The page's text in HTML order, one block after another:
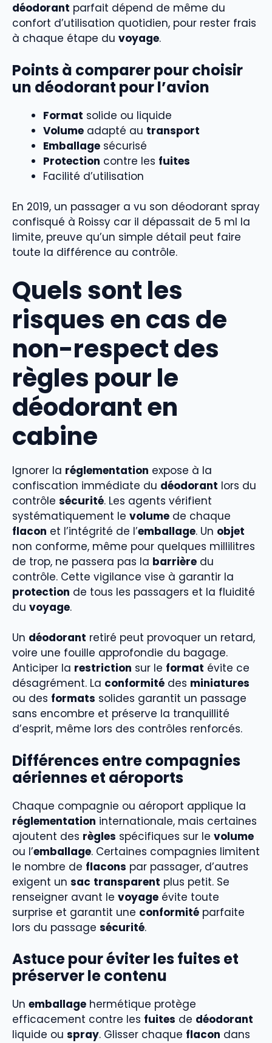
déodorant parfait dépend de même du
confort d’utilisation quotidien, pour rester frais
à chaque étape du voyage.
Points à comparer pour choisir
un déodorant pour l’avion
Format solide ou liquide
Volume adapté au transport
Emballage sécurisé
Protection contre les fuites
Facilité d’utilisation
En 2019, un passager a vu son déodorant spray
confisqué à Roissy car il dépassait de 5 ml la
limite, preuve qu’un simple détail peut faire
toute la différence au contrôle.
Quels sont les
risques en cas de
non-respect des
règles pour le
déodorant en
cabine
Ignorer la réglementation expose à la
confiscation immédiate du déodorant lors du
contrôle sécurité. Les agents vérifient
systématiquement le volume de chaque
flacon et l’intégrité de l’emballage. Un objet
non conforme, même pour quelques millilitres
de trop, ne passera pas la barrière du
contrôle. Cette vigilance vise à garantir la
protection de tous les passagers et la fluidité
du voyage.
Un déodorant retiré peut provoquer un retard,
voire une fouille approfondie du bagage.
Anticiper la restriction sur le format évite ce
désagrément. La conformité des miniatures
ou des formats solides garantit un passage
sans encombre et préserve la tranquillité
d’esprit, même lors des contrôles renforcés.
Différences entre compagnies
aériennes et aéroports
Chaque compagnie ou aéroport applique la
réglementation internationale, mais certaines
ajoutent des règles spécifiques sur le volume
ou l’emballage. Certaines compagnies limitent
le nombre de flacons par passager, d’autres
exigent un sac transparent plus petit. Se
renseigner avant le voyage évite toute
surprise et garantit une conformité parfaite
lors du passage sécurité.
Astuce pour éviter les fuites et
préserver le contenu
Un emballage hermétique protège
efficacement contre les fuites de déodorant
liquide ou spray. Glisser chaque flacon dans